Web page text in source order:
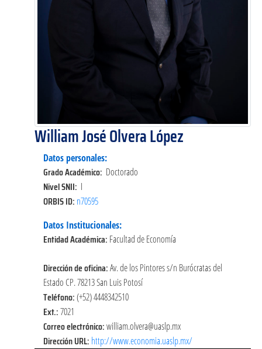
William José Olvera López
Datos personales:
Grado Académico: Doctorado
Nivel SNII: I
ORBIS ID: n70595
Datos Institucionales:
Entidad Académica: Facultad de Economía
Dirección de oficina:Av. de los Pintores s/n Burócratas del
Estado CP. 78213 San Luis Potosí
Teléfono:(+52) 4448342510
Ext.:7021
Correo electrónico:william.olvera@uaslp.mx
Dirección URL: http://www.economia.uaslp.mx/